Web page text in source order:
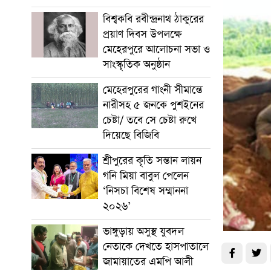
বিশ্বকবি রবীন্দ্রনাথ ঠাকুরের
প্রয়াণ দিবস উপলক্ষে
মেহেরপুরে আলোচনা সভা ও
সাংস্কৃতিক অনুষ্ঠান
মেহেরপুরের গাংনী সীমান্তে
নারীসহ ৫ জনকে পুশইনের
চেষ্টা/ তবে সে চেষ্টা রুখে
দিয়েছে বিজিবি
শ্রীপুরের কৃতি সন্তান লায়ন
গনি মিয়া বাবুল পেলেন
‘নিসচা বিশেষ সম্মাননা
২০২৬’
ভাঙ্গুড়ায় অসুস্থ যুবদল
নেতাকে দেখতে হাসপাতালে
জামায়াতের এমপি আলী